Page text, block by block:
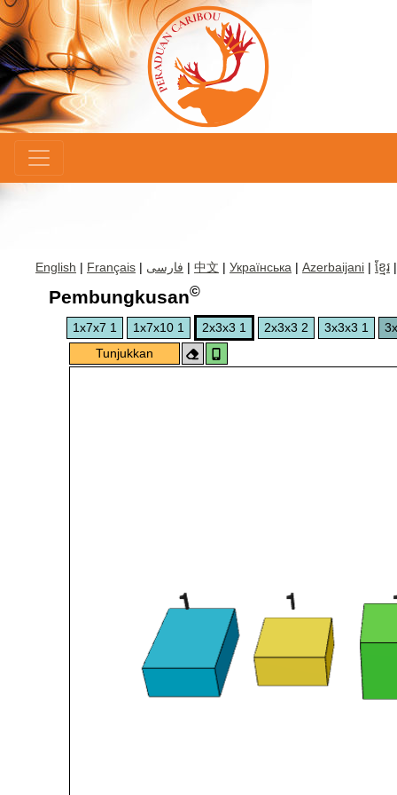
English | Français | فارسی | 中文 | Українська | Azerbaijani | ខ្មែរ
Pembungkusan©
1x7x7 1 1x7x10 1 2x3x3 1 2x3x3 2 3x3x3 1
Tunjukkan
Arahan